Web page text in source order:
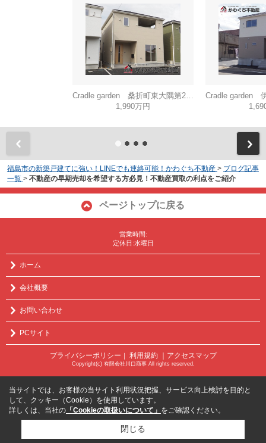
Cradle garden 桑折町東大隅第2 2号棟
1,990万円
福島市の新築戸建てに強い！LINEでも連絡可能！かわぐち不動産 > ブログ記事
一覧 > 不動産の早期売却を希望する方必見！不動産買取の利点をご紹介
ページトップに戻る
営業時間:
定休日:水曜日
ホーム
会社概要
お問い合わせ
PCサイト
プライバシーポリシー 利用規約 ｜アクセスマップ
Copyright(c) 有限会社川口商事 All rights reserved.
当サイトでは、お客様の当サイト利用状況把握、サービス向上検討を目的と
して、クッキー（Cookie）を使用しています。
詳しくは、当社の 「Cookieの取扱いについて」 をご確認ください。
閉じる